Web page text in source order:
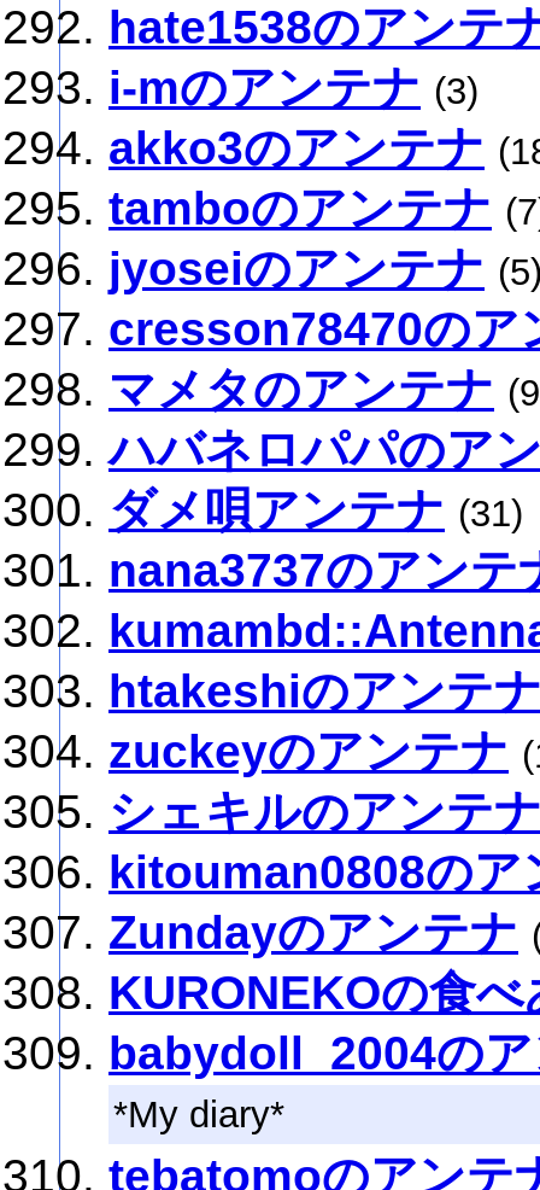
hate1538のアンテ
i-mのアンテナ (3)
akko3のアンテナ
tamboのアンテナ
jyoseiのアンテナ
cresson78470のア
マメタのアンテナ
ハバネロパパのア
ダメ唄アンテナ (31)
nana3737のアンテ
htakeshiのアンテ
zuckeyのアンテナ
シェキルのアンテ
kitouman0808のア
Zundayのアンテナ
KURONEKOの食
babydoll_2004の
*My diary*
tebatomoのアンテ